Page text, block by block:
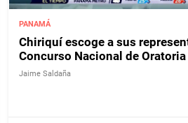
PANAMÁ
Chiriquí escoge a sus
Concurso Nacional de Oratoria
Jaime Saldaña